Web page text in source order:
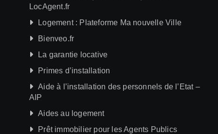
LocAgent.fr
Logement : Plateforme Ma nouvelle Ville
Bienveo.fr
La garantie locative
Primes d’installation
Aide à l’installation des personnels de l’Etat –
AIP
Aides au logement
Prêt immobilier pour les Agents Publics